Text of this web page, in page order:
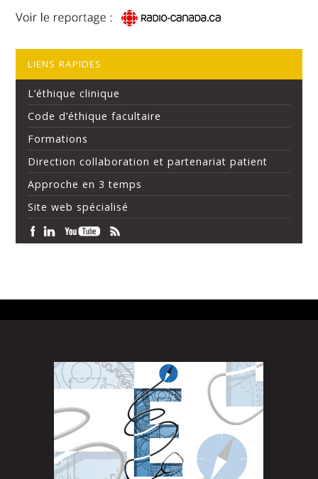
LIENS RAPIDES
L’éthique clinique
Code d’éthique facultaire
Formations
Direction collaboration et partenariat patient
Approche en 3 temps
Site web spécialisé